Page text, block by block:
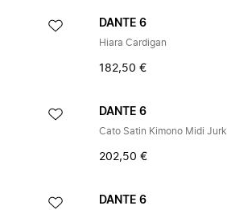
DANTE 6
Hiara Cardigan
182,50 €
DANTE 6
Cato Satin Kimono Midi Jurk
202,50 €
DANTE 6